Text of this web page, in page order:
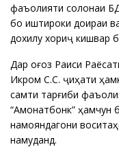
фаъолияти солонаи
бо иштироки доираи
дохилу хориҷӣ кишвар
Дар оғоз Раиси
Икромӣ С.С. ҷиҳати
самти тарғиби
“Амонатбонк” ҳамчун
намояндагони
намуданд.